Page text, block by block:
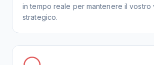
in tempo reale per mantenere il vostro
strategico.